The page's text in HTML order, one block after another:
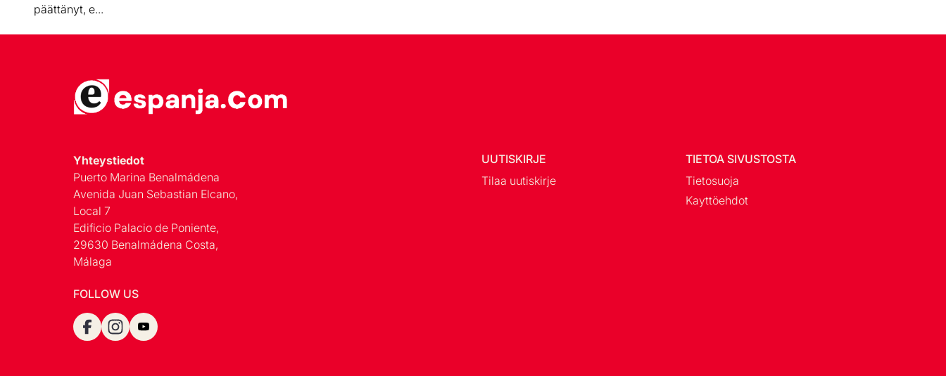
päättänyt, e...
Yhteystiedot
Puerto Marina Benalmádena
Avenida Juan Sebastian Elcano,
Local 7
Edificio Palacio de Poniente,
29630 Benalmádena Costa,
Málaga
FOLLOW US
UUTISKIRJE
Tilaa uutiskirje
TIETOA SIVUSTOSTA
Tietosuoja
Kayttöehdot